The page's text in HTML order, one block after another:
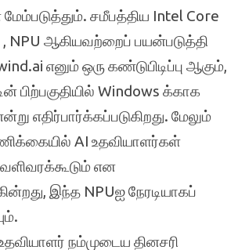
சமீபத்திய Intel Core
NPU ஆகியவற்றைப் பயன்படுத்தி
எனும் ஒரு கண்டுபிடிப்பு ஆகும்,
Windows க்காக
எதிர்பார்க்கப்படுகிறது. மேலும்
AI உதவியாளர்கள்
என
இந்த NPUஐ நேரடியாகப்
நம்முடைய தினசரி